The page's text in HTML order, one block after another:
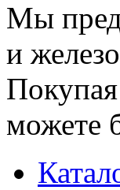
Мы
и
можете